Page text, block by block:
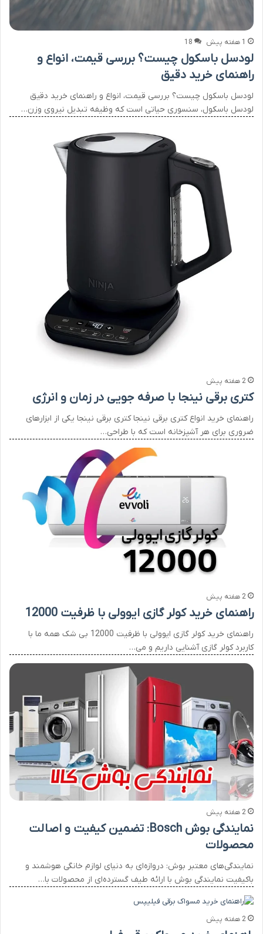
1 هفته پیش 18
لودسل باسکول چیست؟ بررسی قیمت، انواع و
راهنمای خرید دقیق
لودسل باسکول چیست؟ بررسی قیمت، انواع و راهنمای خرید دقیق
لودسل باسکول، سنسوری حیاتی است که وظیفه تبدیل نیروی وزن…
2 هفته پیش
کتری برقی نینجا با صرفه جویی در زمان و انرژی
راهنمای خرید انواع کتری برقی نینجا کتری برقی نینجا یکی از ابزارهای
ضروری برای هر آشپزخانه است که با طراحی…
2 هفته پیش
راهنمای خرید کولر گازی ایوولی با ظرفیت 12000
راهنمای خرید کولر گازی ایوولی با ظرفیت 12000 بی شک همه ما با
کاربرد کولر گازی آشنایی داریم و می…
2 هفته پیش
نمایندگی بوش Bosch: تضمین کیفیت و اصالت
محصولات
نمایندگی‌های معتبر بوش: دروازه‌ای به دنیای لوازم خانگی هوشمند و
باکیفیت نمایندگی‌ بوش با ارائه طیف گسترده‌ای از محصولات با…
2 هفته پیش